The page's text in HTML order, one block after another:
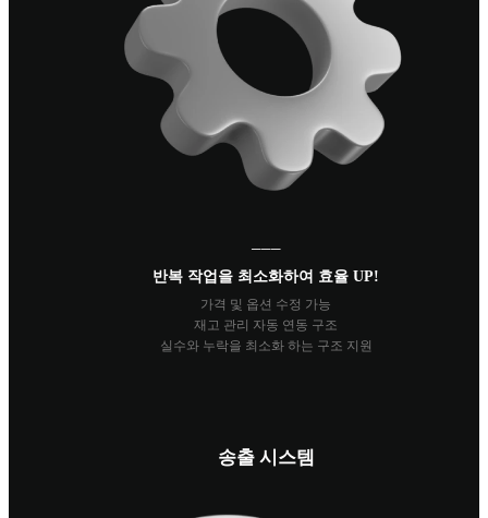
───
반복 작업을 최소화하여 효율 UP!
가격 및 옵션 수정 가능
재고 관리 자동 연동 구조
실수와 누락을 최소화 하는 구조 지원
송출 시스템